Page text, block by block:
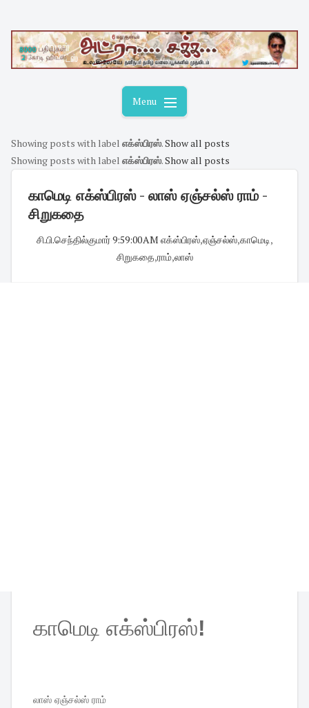
content
Menu
Showing posts with label எக்ஸ்பிரஸ்.Show all posts
Showing posts with label எக்ஸ்பிரஸ்.Show all posts
காமெடி எக்ஸ்பிரஸ் - லாஸ் ஏஞ்சல்ஸ் ராம் -
சிறுகதை
சி.பி.செந்தில்குமார்·9:59:00 AM எக்ஸ்பிரஸ்,ஏஞ்சல்ஸ்,காமெடி,
சிறுகதை,ராம்,லாஸ்
காமெடி எக்ஸ்பிரஸ்!
லாஸ் ஏஞ்சல்ஸ் ராம்